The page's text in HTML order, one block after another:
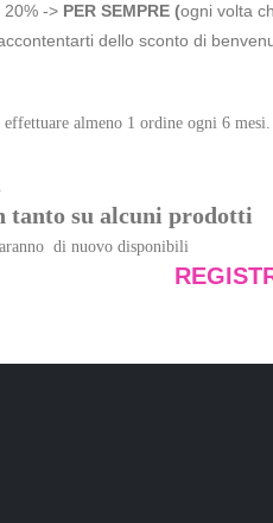
20% -> PER SEMPRE (ogni volta
dello sconto di
almeno 1 ordine ogni 6
.
tanto su alcuni prodotti
di nuovo disponibili